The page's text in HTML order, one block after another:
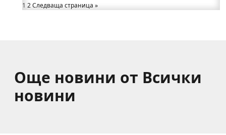
Какво накара Яна и Станимир да изберат Годеч
1 2Следваща страница »
Още новини от Всички
новини